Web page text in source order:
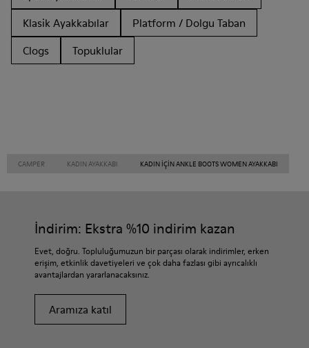
Klasik Ayakkabılar
Platform / Dolgu Taban
Clogs
Topuklular
CAMPER KADIN AYAKKABI KADIN IÇIN ANKLE BOOTS WOMEN AYAKKABI
İndirim: Ekstra %10 indirim kazan
Evet, doğru. Topluluğumuzun bir parçası olarak indirimler, erken
erişim, etkinlik davetiyeleri ve çok daha fazlası gibi ayrıcalıklı
avantajlardan yararlanacaksınız.
Aramıza katıl